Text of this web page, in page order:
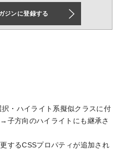
ジンに登録する
・ハイライト系擬似クラスに付
子方向のハイライトにも継承さ
するCSSプロパティが追加され